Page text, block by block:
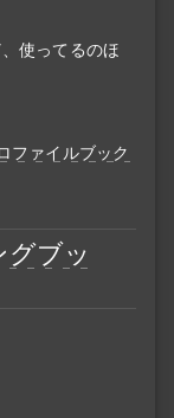
使ってるのほ
ファイルブック
ブッ